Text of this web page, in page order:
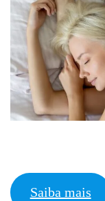
Saiba mais